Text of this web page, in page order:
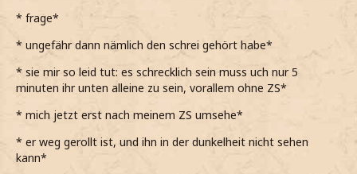
* frage*
* ungefähr dann nämlich den schrei gehört habe*
* sie mir so leid tut: es schrecklich sein muss uch nur 5
minuten ihr unten alleine zu sein, vorallem ohne ZS*
* mich jetzt erst nach meinem ZS umsehe*
* er weg gerollt ist, und ihn in der dunkelheit nicht sehen
kann*